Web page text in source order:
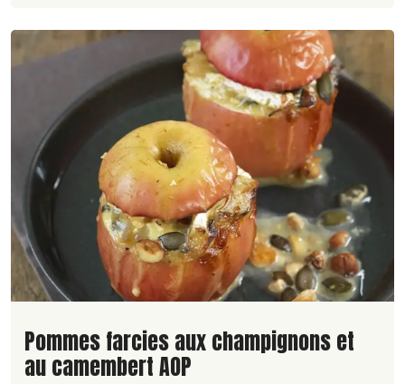
Lire la suite de la recette
Pommes farcies aux champignons et
au camembert AOP